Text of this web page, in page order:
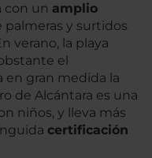
con un amplio
palmeras y surtidos
verano, la playa
el
en gran medida la
de Alcántara es una
niños, y lleva más
certificación